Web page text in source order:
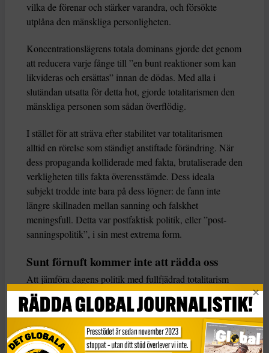
vilka de förenar och stärker varandra, och försökte
utplåna den mänskliga personligheten.
Koncentrationslägrens totala dominans gjorde det genom
att reducera varje fånge till ”en bunt reaktioner som kan
likvideras och ersättas” innan de dödas. Med alla i
slutändan utsatta för detta hot, gjorde totalitarismen den
mänskliga personen som sådan överflödig.
I stället för att sträva efter stabilitet var totalitarismen
alltid en rörelse som ständigt anstiftade förändring. När
dess propaganda kolliderade med fakta, brutaliserade den
verkligheten tills fakta överensstämde. Dess ideala
subjekt trodde inte bara på dess lögner: de fann inte
längre skillnaden mellan sanning och falskhet
meningsfull. Detta var postfaktisk politik, eller ”post-
sanningspolitik”, i sin mest extrema form.
Sunt förnuft kommer inte att rädda oss
Att jämföra dagens politik med fullfjädrad totalitarism
kan vara upplysande. Men om det är allt vi gör riskerar
vi att förbise Arendts mer subtila lärdomar om
varningstecken som kan hjälpa oss att bedöma hot mot
demokratin.